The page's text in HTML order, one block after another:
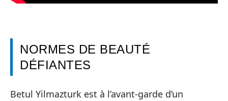
NORMES DE BEAUTÉ
DÉFIANTES
Betul Yilmazturk est à l’avant-garde d’un